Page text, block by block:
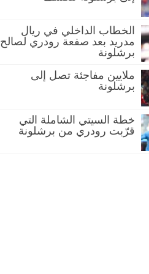
الخطاب الداخلي في ريال
مدريد بعد صفعة رودري لصالح
برشلونة
ملايين مفاجئة تصل إلى
برشلونة
خطة السيتي الشاملة التي
قرّبت رودري من برشلونة